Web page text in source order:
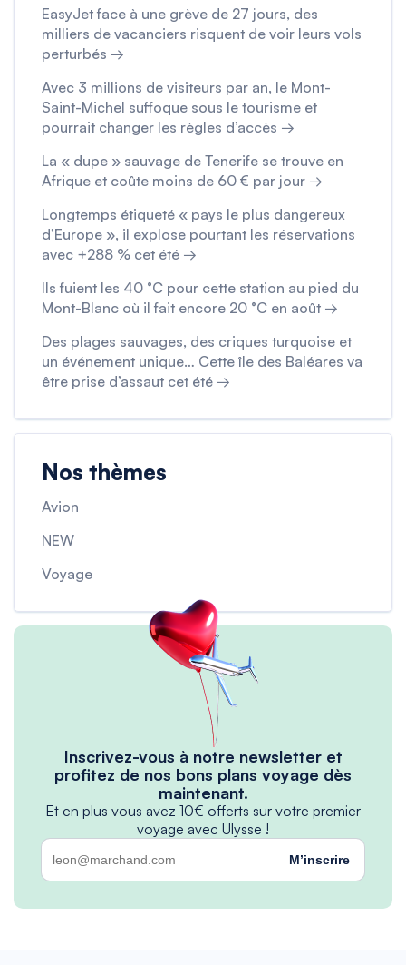
EasyJet face à une grève de 27 jours, des
milliers de vacanciers risquent de voir leurs vols
perturbés →
Avec 3 millions de visiteurs par an, le Mont-
Saint-Michel suffoque sous le tourisme et
pourrait changer les règles d’accès →
La « dupe » sauvage de Tenerife se trouve en
Afrique et coûte moins de 60 € par jour →
Longtemps étiqueté « pays le plus dangereux
d’Europe », il explose pourtant les réservations
avec +288 % cet été →
Ils fuient les 40 °C pour cette station au pied du
Mont-Blanc où il fait encore 20 °C en août →
Des plages sauvages, des criques turquoise et
un événement unique… Cette île des Baléares va
être prise d’assaut cet été →
Nos thèmes
Avion
NEW
Voyage
Inscrivez-vous à notre newsletter et
profitez de nos bons plans voyage dès
maintenant.
Et en plus vous avez 10€ offerts sur votre premier
voyage avec Ulysse !
M’inscrire